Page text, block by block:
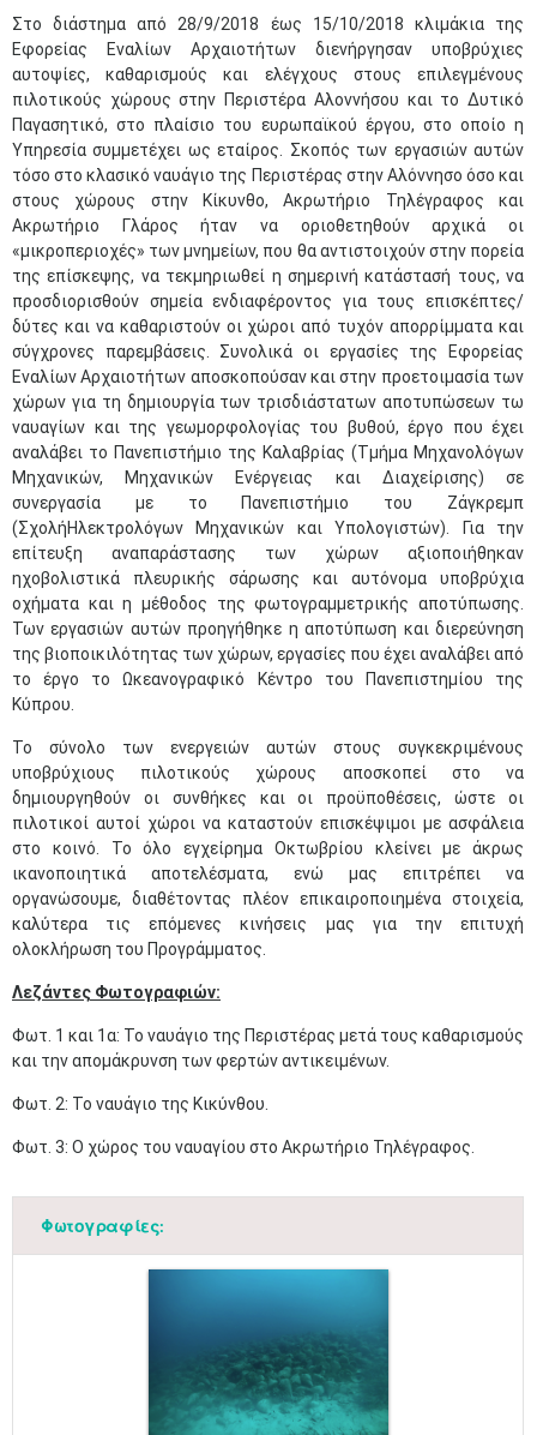
Στο διάστημα από 28/9/2018 έως 15/10/2018 κλιμάκια της
Εφορείας Εναλίων Αρχαιοτήτων διενήργησαν υποβρύχιες
αυτοψίες, καθαρισμούς και ελέγχους στους επιλεγμένους
πιλοτικούς χώρους στην Περιστέρα Αλοννήσου και το Δυτικό
Παγασητικό, στο πλαίσιο του ευρωπαϊκού έργου, στο οποίο η
Υπηρεσία συμμετέχει ως εταίρος. Σκοπός των εργασιών αυτών
τόσο στο κλασικό ναυάγιο της Περιστέρας στην Αλόννησο όσο και
στους χώρους στην Κίκυνθο, Ακρωτήριο Τηλέγραφος και
Ακρωτήριο Γλάρος ήταν να οριοθετηθούν αρχικά οι
«μικροπεριοχές» των μνημείων, που θα αντιστοιχούν στην πορεία
της επίσκεψης, να τεκμηριωθεί η σημερινή κατάστασή τους, να
προσδιορισθούν σημεία ενδιαφέροντος για τους επισκέπτες/
δύτες και να καθαριστούν οι χώροι από τυχόν απορρίμματα και
σύγχρονες παρεμβάσεις. Συνολικά οι εργασίες της Εφορείας
Εναλίων Αρχαιοτήτων αποσκοπούσαν και στην προετοιμασία των
χώρων για τη δημιουργία των τρισδιάστατων αποτυπώσεων τω
ναυαγίων και της γεωμορφολογίας του βυθού, έργο που έχει
αναλάβει το Πανεπιστήμιο της Καλαβρίας (Τμήμα Μηχανολόγων
Μηχανικών, Μηχανικών Ενέργειας και Διαχείρισης) σε
συνεργασία με το Πανεπιστήμιο του Ζάγκρεμπ
(ΣχολήΗλεκτρολόγων Μηχανικών και Υπολογιστών). Για την
επίτευξη αναπαράστασης των χώρων αξιοποιήθηκαν
ηχοβολιστικά πλευρικής σάρωσης και αυτόνομα υποβρύχια
οχήματα και η μέθοδος της φωτογραμμετρικής αποτύπωσης.
Των εργασιών αυτών προηγήθηκε η αποτύπωση και διερεύνηση
της βιοποικιλότητας των χώρων, εργασίες που έχει αναλάβει από
το έργο το Ωκεανογραφικό Κέντρο του Πανεπιστημίου της
Κύπρου.
Το σύνολο των ενεργειών αυτών στους συγκεκριμένους
υποβρύχιους πιλοτικούς χώρους αποσκοπεί στο να
δημιουργηθούν οι συνθήκες και οι προϋποθέσεις, ώστε οι
πιλοτικοί αυτοί χώροι να καταστούν επισκέψιμοι με ασφάλεια
στο κοινό. Το όλο εγχείρημα Οκτωβρίου κλείνει με άκρως
ικανοποιητικά αποτελέσματα, ενώ μας επιτρέπει να
οργανώσουμε, διαθέτοντας πλέον επικαιροποιημένα στοιχεία,
καλύτερα τις επόμενες κινήσεις μας για την επιτυχή
ολοκλήρωση του Προγράμματος.​
Λεζάντες Φωτογραφιών:
Φωτ. 1 και 1α: Το ναυάγιο της Περιστέρας μετά τους καθαρισμούς
και την απομάκρυνση των φερτών αντικειμένων.
Φωτ. 2: Το ναυάγιο της Κικύνθου.
Φωτ. 3: Ο χώρος του ναυαγίου στο Ακρωτήριο Τηλέγραφος.
Φωτογραφίες: